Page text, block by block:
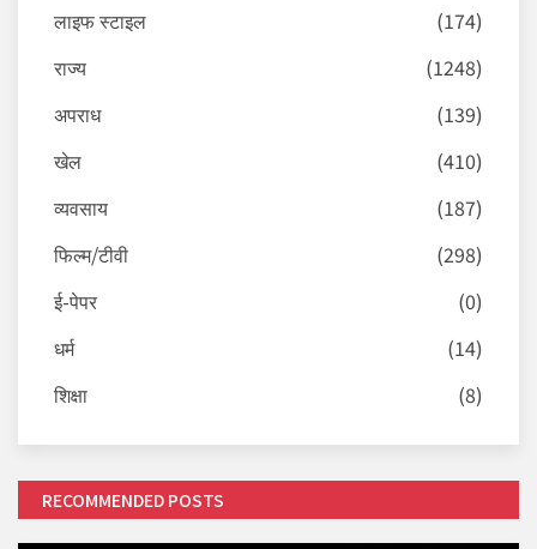
लाइफ स्टाइल
(174)
राज्य
(1248)
अपराध
(139)
खेल
(410)
व्यवसाय
(187)
फिल्म/टीवी
(298)
ई-पेपर
(0)
धर्म
(14)
शिक्षा
(8)
RECOMMENDED POSTS